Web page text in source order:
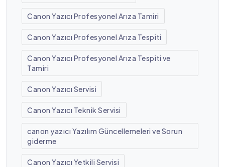
Canon Yazıcı Profesyonel Arıza Tamiri
Canon Yazıcı Profesyonel Arıza Tespiti
Canon Yazıcı Profesyonel Arıza Tespiti ve
Tamiri
Canon Yazıcı Servisi
Canon Yazıcı Teknik Servisi
canon yazıcı Yazılım Güncellemeleri ve Sorun
giderme
Canon Yazıcı Yetkili Servisi